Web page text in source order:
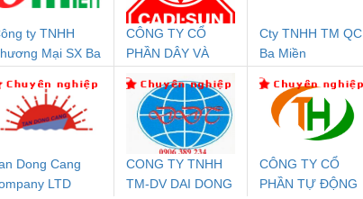
An Toàn
Contact
1NO-
24DC-SP -
Rơ Le An Toàn
Phoenix Contact
PSR-SCP-
24UC/ESL4/3X1/1X2/B
- 2981059
Điện AC
Mô-đun Ắc Quy UPS
Bộ Lặp Tín Hiệu
PROFIBUS Phoenix
Contact PSI-REP-
PROFIBUS/12MB -
2708863
Rơ Le An Toàn
ty TNHH
Mại SX Ba
CÔNG TY CỔ
PHẦN DÂY VÀ
THƯỢNG ĐÌNH
Cty TNHH TM QC
Ba Miền
Dong Cang
LTD
CONG TY TNHH
TM-DV DAI DONG
CÔNG TY CỔ
PHẦN TỰ ĐỘNG